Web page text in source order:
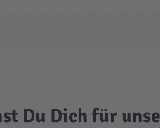
Du Dich für